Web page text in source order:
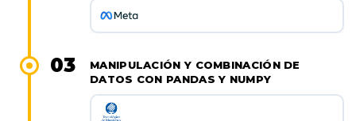
MANIPULACIÓN Y COMBINACIÓN DE
DATOS CON PANDAS Y NUMPY
03